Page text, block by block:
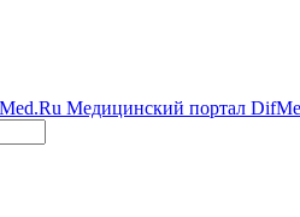
Медицинский портал